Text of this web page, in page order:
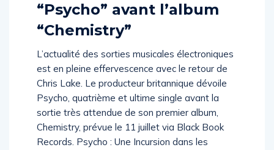
“Psycho” avant l’album
“Chemistry”
L’actualité des sorties musicales électroniques
est en pleine effervescence avec le retour de
Chris Lake. Le producteur britannique dévoile
Psycho, quatrième et ultime single avant la
sortie très attendue de son premier album,
Chemistry, prévue le 11 juillet via Black Book
Records. Psycho : Une Incursion dans les